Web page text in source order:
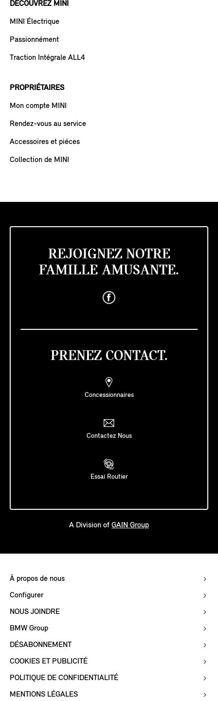
DÉCOUVREZ MINI
MINI Électrique
Passionnément
Traction Intégrale ALL4
PROPRIÉTAIRES
Mon compte MINI
Rendez-vous au service
Accessoires et piéces
Collection de MINI
REJOIGNEZ NOTRE
FAMILLE AMUSANTE.
PRENEZ CONTACT.
Concessionnaires
Contactez Nous
Essai Routier
A Division of GAIN Group
À propos de nous
Configurer
NOUS JOINDRE
BMW Group
DÉSABONNEMENT
COOKIES ET PUBLICITÉ
POLITIQUE DE CONFIDENTIALITÉ
MENTIONS LÉGALES